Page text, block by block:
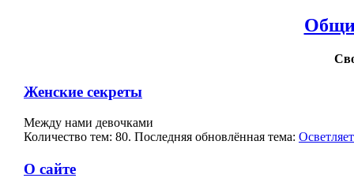
Женские секреты
Между нами девочками
Количество тем: 80. Последняя обновлённая тема:
О сайте